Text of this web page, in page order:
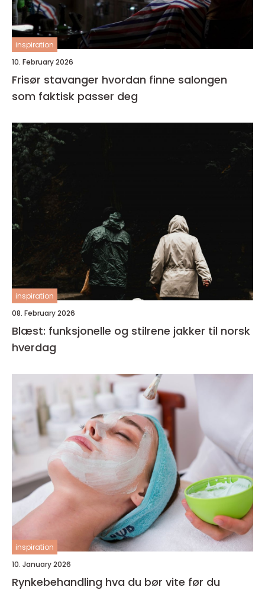
inspiration
10. February 2026
Frisør stavanger hvordan finne salongen
som faktisk passer deg
inspiration
08. February 2026
Blæst: funksjonelle og stilrene jakker til norsk
hverdag
inspiration
10. January 2026
Rynkebehandling hva du bør vite før du